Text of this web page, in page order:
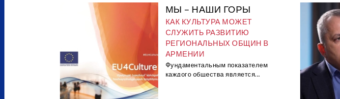
МЫ – НАШИ ГОРЫ
КАК КУЛЬТУРА МОЖЕТ
СЛУЖИТЬ РАЗВИТИЮ
РЕГИОНАЛЬНЫХ ОБЩИН В
АРМЕНИИ
Фундаментальным показателем
каждого общества является...